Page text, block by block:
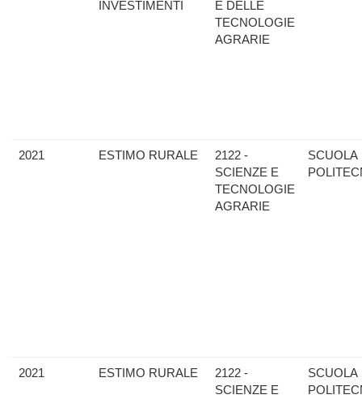
INVESTIMENTI
E DELLE
TECNOLOGIE
AGRARIE
2021 ESTIMO RURALE
2122 -
SCIENZE E
TECNOLOGIE
AGRARIE
SCUOLA
2021 ESTIMO RURALE
2122 -
SCIENZE E
SCUOLA